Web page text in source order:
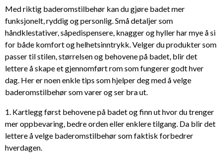
Med riktig baderomstilbehør kan du gjøre badet mer
funksjonelt, ryddig og personlig. Små detaljer som
håndklestativer, såpedispensere, knagger og hyller har mye å si
for både komfort og helhetsinntrykk. Velger du produkter som
passer til stilen, størrelsen og behovene på badet, blir det
lettere å skape et gjennomført rom som fungerer godt hver
dag. Her er noen enkle tips som hjelper deg med å velge
baderomstilbehør som varer og ser bra ut.
1. Kartlegg først behovene på badet og finn ut hvor du trenger
mer oppbevaring, bedre orden eller enklere tilgang. Da blir det
lettere å velge baderomstilbehør som faktisk forbedrer
hverdagen.